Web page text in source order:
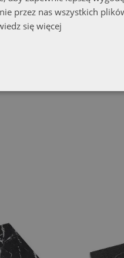
przez nas wszystkich
się więcej